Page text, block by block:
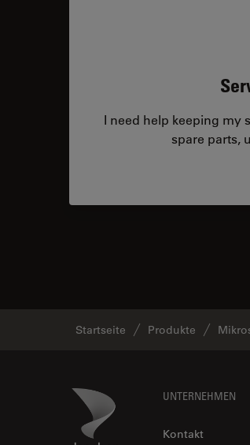
I need help keeping my
spare parts,
Startseite Produkte
Danaher Logo UNTERNEHMEN
Kontakt